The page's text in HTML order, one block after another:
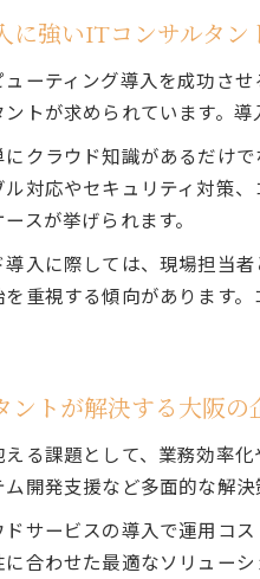
に強いITコンサルタン
ューティング導入を成功さ
トが求められています。
クラウド知識があるだけ
対応やセキュリティ対策
スが挙げられます。
導入に際しては、現場担当
重視する傾向があります
ントが解決する大阪の
る課題として、業務効率
開発支援など多面的な解
サービスの導入で運用コ
合わせた最適なソリュー